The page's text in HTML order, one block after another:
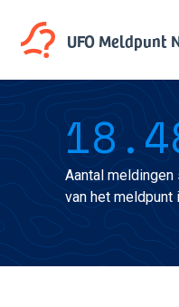
UFO Meldpunt
Aantal
van het meldpunt